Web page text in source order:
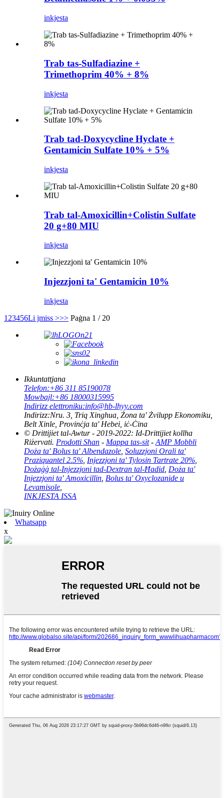
inkjesta
Trab tas-Sulfadiazine +
Trimethoprim 40% + 8%
inkjesta
Trab tad-Doxycycline Hyclate +
Gentamicin Sulfate 10% + 5%
inkjesta
Trab tal-Amoxicillin+Colistin Sulfate
20 g+80 MIU
inkjesta
Injezzjoni ta' Gentamicin 10%
inkjesta
1 23456Li jmiss >>> Paġna 1 / 20
Ikkuntattjana
Telefon:+86 311 85190078
Mowbajl:+86 18000315995
Indirizz elettroniku:info@hb-lhyy.com
Indirizz:Nru. 3, Triq Xinghua, Żona ta' Żvilupp Ekonomiku,
Belt Xinle, Provinċja ta' Hebei, iċ-Ċina
© Drittijiet tal-Awtur - 2019-2022: Id-Drittijiet kollha
Riżervati. Prodotti Sħan - Mappa tas-sit- AMP Mobbli
Doża ta' Bolus ta' Albendazole Soluzzjoni Orali ta'
Praziquantel 2.5% Injezzjoni ta' Tylosin Tartrate 20%
Dożaġġ tal-Injezzjoni tad-Dextran tal-Ħadid Doża ta'
Injezzjoni ta' Amoxicillin Bolus ta' Oxyclozanide u
Levamisole
INKJESTA ISSA
Whatsapp
x